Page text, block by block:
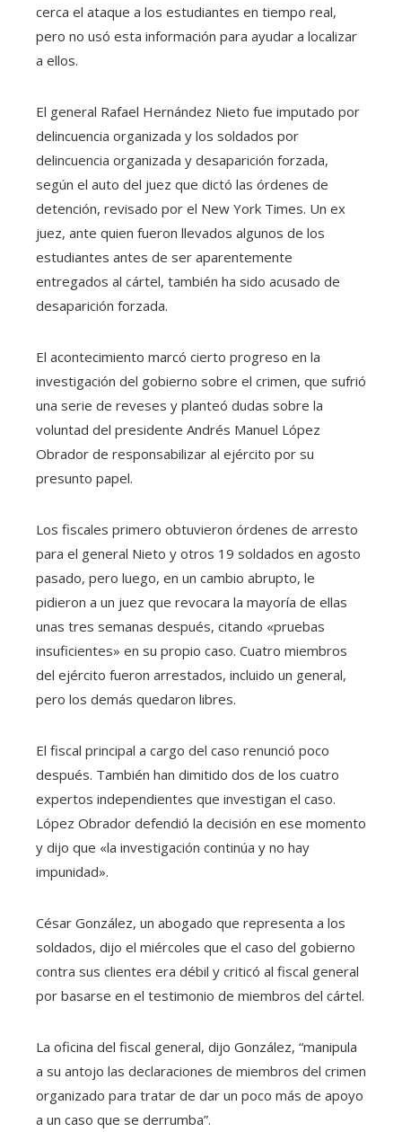
cerca el ataque a los estudiantes en tiempo real,
pero no usó esta información para ayudar a localizar
a ellos.
El general Rafael Hernández Nieto fue imputado por
delincuencia organizada y los soldados por
delincuencia organizada y desaparición forzada,
según el auto del juez que dictó las órdenes de
detención, revisado por el New York Times. Un ex
juez, ante quien fueron llevados algunos de los
estudiantes antes de ser aparentemente
entregados al cártel, también ha sido acusado de
desaparición forzada.
El acontecimiento marcó cierto progreso en la
investigación del gobierno sobre el crimen, que sufrió
una serie de reveses y planteó dudas sobre la
voluntad del presidente Andrés Manuel López
Obrador de responsabilizar al ejército por su
presunto papel.
Los fiscales primero obtuvieron órdenes de arresto
para el general Nieto y otros 19 soldados en agosto
pasado, pero luego, en un cambio abrupto, le
pidieron a un juez que revocara la mayoría de ellas
unas tres semanas después, citando «pruebas
insuficientes» en su propio caso. Cuatro miembros
del ejército fueron arrestados, incluido un general,
pero los demás quedaron libres.
El fiscal principal a cargo del caso renunció poco
después. También han dimitido dos de los cuatro
expertos independientes que investigan el caso.
López Obrador defendió la decisión en ese momento
y dijo que «la investigación continúa y no hay
impunidad».
César González, un abogado que representa a los
soldados, dijo el miércoles que el caso del gobierno
contra sus clientes era débil y criticó al fiscal general
por basarse en el testimonio de miembros del cártel.
La oficina del fiscal general, dijo González, “manipula
a su antojo las declaraciones de miembros del crimen
organizado para tratar de dar un poco más de apoyo
a un caso que se derrumba”.